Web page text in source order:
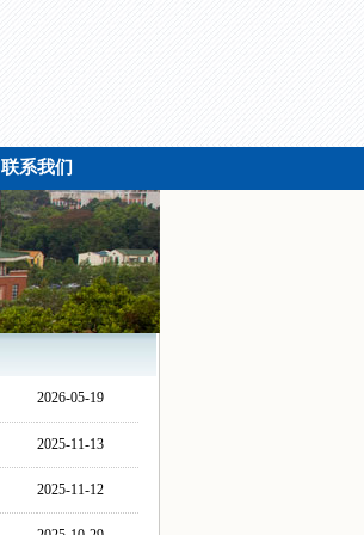
联系我们
2026-05-19
2025-11-13
2025-11-12